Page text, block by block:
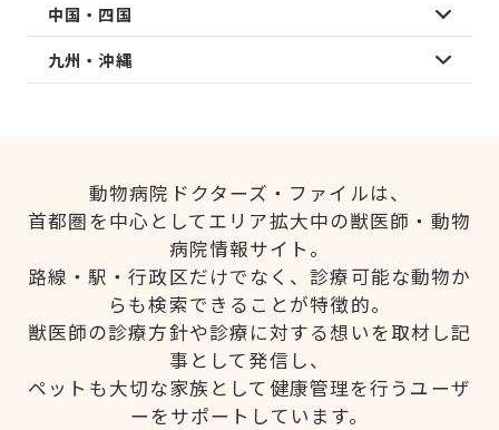
中国・四国
九州・沖縄
動物病院ドクターズ・ファイルは、
首都圏を中心としてエリア拡大中の獣医師・動物
病院情報サイト。
路線・駅・行政区だけでなく、診療可能な動物か
らも検索できることが特徴的。
獣医師の診療方針や診療に対する想いを取材し記
事として発信し、
ペットも大切な家族として健康管理を行うユーザ
ーをサポートしています。